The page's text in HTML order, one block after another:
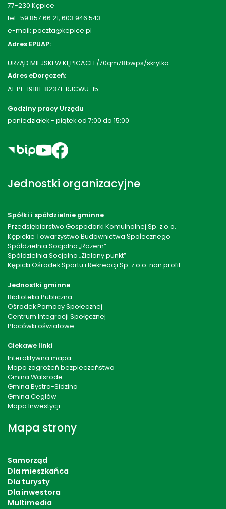
77-230 Kępice
tel.: 59 857 66 21, 603 946 543
e-mail: poczta@kepice.pl
Adres EPUAP:
URZĄD MIEJSKI W KĘPICACH /70qm78bwps/skrytka
Adres eDoręczeń:
AE:PL-19181-82371-RJCWU-15
Godziny pracy Urzędu
poniedziałek - piątek od 7:00 do 15:00
Jednostki organizacyjne
Spółki i spółdzielnie gminne
Przedsiębiorstwo Gospodarki Komulnalnej Sp. z o.o.
Kępickie Towarzystwo Budownictwa Społecznego
Spółdzielnia Socjalna „Razem”
Spółdzielnia Socjalna „Zielony punkt”
Kępicki Ośrodek Sportu i Rekreacji Sp. z o.o. non profit
Jednostki gminne
Biblioteka Publiczna
Ośrodek Pomocy Społecznej
Centrum Integracji Społęcznej
Placówki oświatowe
Ciekawe linki
Interaktywna mapa
Mapa zagrożeń bezpieczeństwa
Gmina Walsrode
Gmina Bystra-Sidzina
Gmina Cegłów
Mapa Inwestycji
Mapa strony
Samorząd
Dla mieszkańca
Dla turysty
Dla inwestora
Multimedia